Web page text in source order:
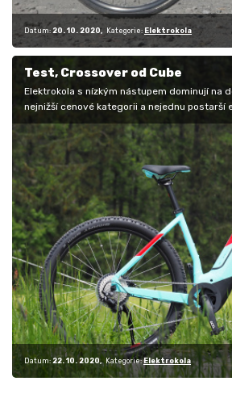
Datum: 20. 10. 2020 Kategorie: Elektrokola
Test, Crossover od Cube
Elektrokola s nízkým nástupem dominují na
nejnižší cenové kategorii a nejednu postarší
často vidět…
Datum: 22. 10. 2020 Kategorie: Elektrokola